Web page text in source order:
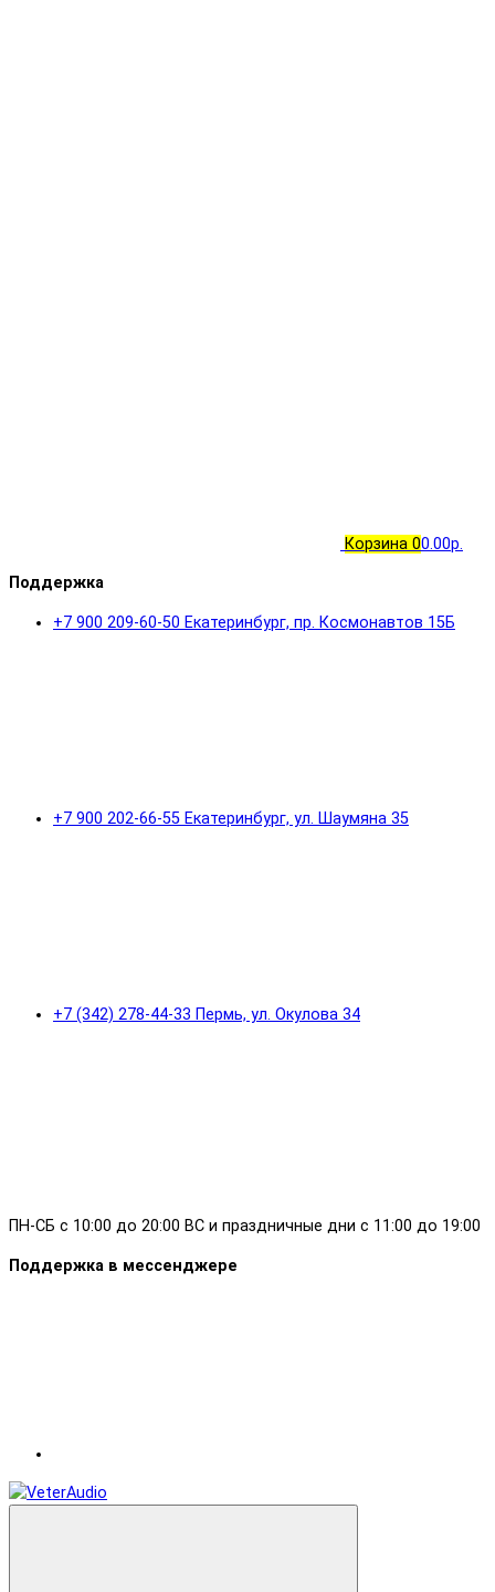
Корзина 00.00р.
Поддержка
+7 900 209-60-50 Екатеринбург, пр. Космонавтов 15Б
+7 900 202-66-55 Екатеринбург, ул. Шаумяна 35
+7 (342) 278-44-33 Пермь, ул. Окулова 34
ПН-СБ с 10:00 до 20:00 ВС и праздничные дни с 11:00 до 19:00
Поддержка в мессенджере